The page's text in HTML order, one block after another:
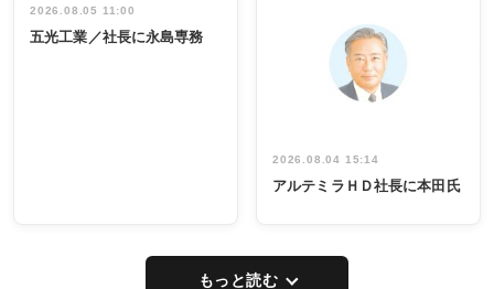
インタビュ
ー／社内ア
祝う 業界関
係者ら220人
出席
2026.08.05 11:00
五光工業／社長に永島専務
2026.08.04 15:14
アルテミラＨＤ社長に本田氏
もっと読む